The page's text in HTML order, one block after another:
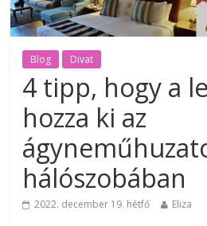
Blog Divat
4 tipp, hogy a
hozza ki az
hálószobában
2022. december 19. hétfő Eliza